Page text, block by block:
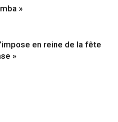
»
en reine de la fête
»